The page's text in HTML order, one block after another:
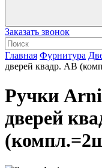
Заказать звонок
Главная Фурнитура
дверей квадр. АВ
Ручки
дверей